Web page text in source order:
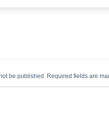
be published. Required fields are